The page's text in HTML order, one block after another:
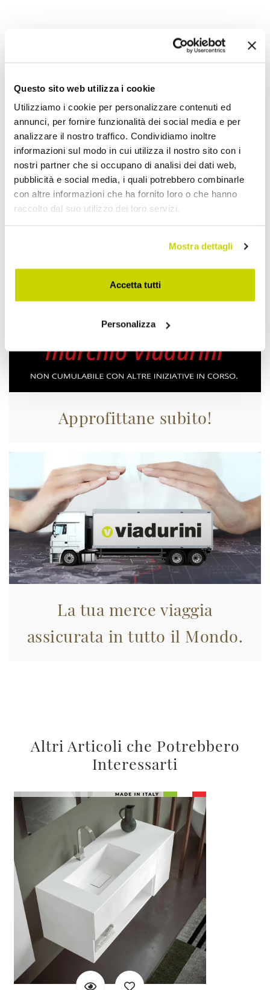
Questo sito web utilizza i cookie
Utilizziamo i cookie per personalizzare contenuti ed
annunci, per fornire funzionalità dei social media e per
analizzare il nostro traffico. Condividiamo inoltre
informazioni sul modo in cui utilizza il nostro sito con i
nostri partner che si occupano di analisi dei dati web,
pubblicità e social media, i quali potrebbero combinarle
con altre informazioni che ha fornito loro o che hanno
raccolto dal suo utilizzo dei loro servizi.
Mostra dettagli
Accetta tutti
Personalizza
Aggiungi alla Wish List
Condividi
Mobili Bagno Sospesi
Approfittane subito!
La tua merce viaggia
assicurata in tutto il Mondo.
Altri Articoli che Potrebbero
Interessarti